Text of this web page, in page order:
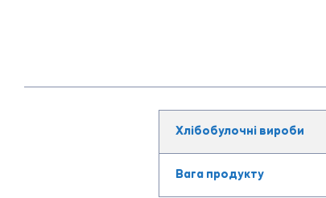
Хлібобулочні вироби
Вага продукту